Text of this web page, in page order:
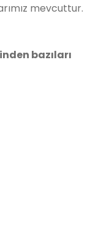
mevcuttur.
bazıları